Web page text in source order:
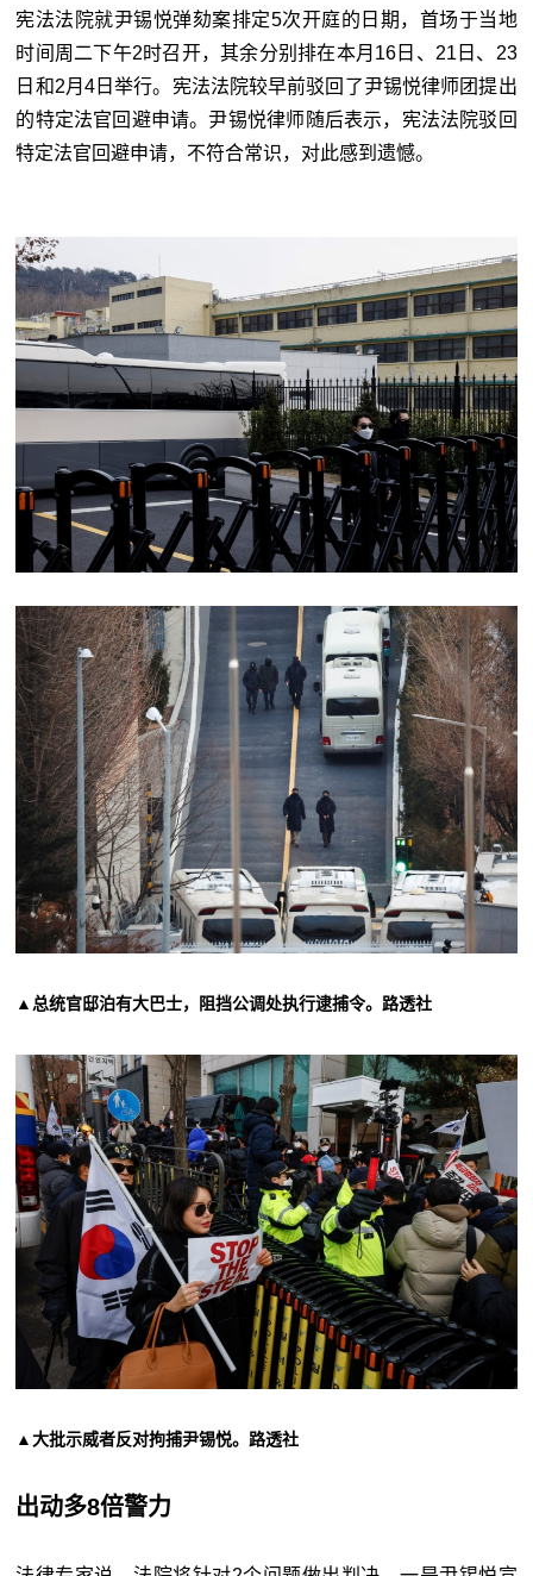
宪法法院就尹锡悦弹劾案排定5次开庭的日期，首场于当地
时间周二下午2时召开，其余分别排在本月16日、21日、23
日和2月4日举行。宪法法院较早前驳回了尹锡悦律师团提出
的特定法官回避申请。尹锡悦律师随后表示，宪法法院驳回
特定法官回避申请，不符合常识，对此感到遗憾。
▲总统官邸泊有大巴士，阻挡公调处执行逮捕令。路透社
▲大批示威者反对拘捕尹锡悦。路透社
出动多8倍警力